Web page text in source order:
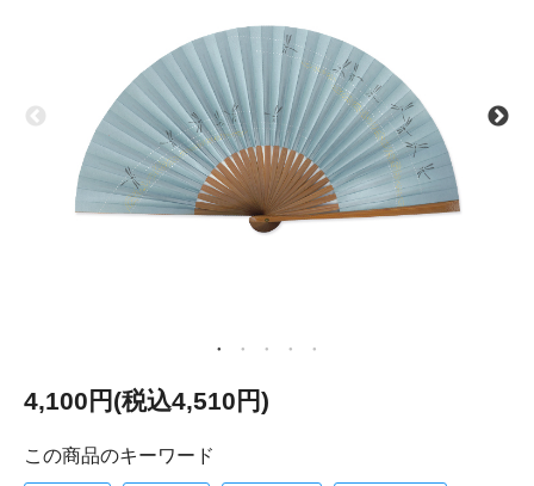
4,100円(税込4,510円)
この商品のキーワード